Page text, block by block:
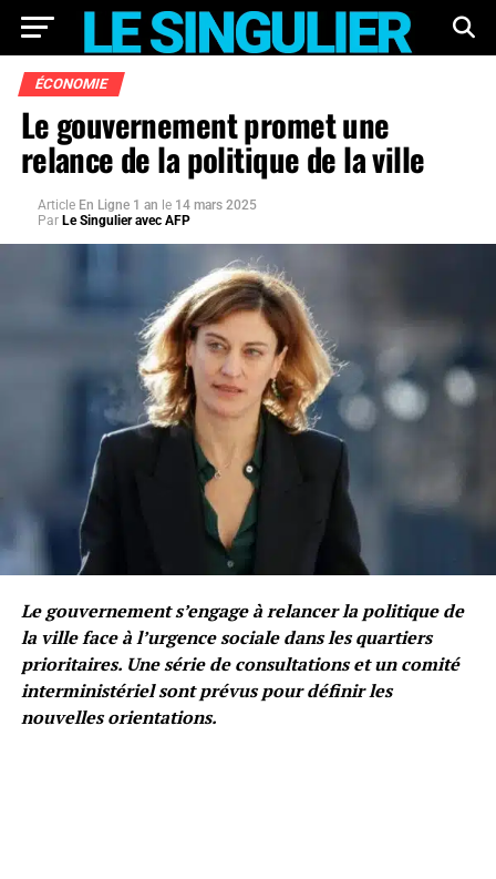
ÉCONOMIE
Le gouvernement promet une
relance de la politique de la ville
Article En Ligne 1 an le 14 mars 2025
Par Le Singulier avec AFP
Le gouvernement s’engage à relancer la politique de
la ville face à l’urgence sociale dans les quartiers
prioritaires. Une série de consultations et un comité
interministériel sont prévus pour définir les
nouvelles orientations.